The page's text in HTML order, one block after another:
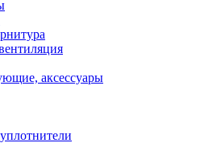
аксессуары